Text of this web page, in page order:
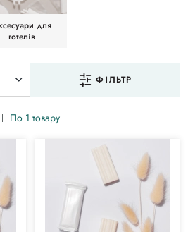
для
готелів
ФІЛЬТР
По 1 товару